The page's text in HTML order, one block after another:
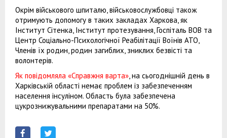
Окрім військового шпиталю, військовослужбовці також
отримують допомогу в таких закладах Харкова, як
Інститут Сітенка, Інститут протезування, Госпіталь ВОВ та
Центр Соціально-Психологічної Реабілітації Воїнів АТО,
Членів їх родин, родин загиблих, зниклих безвісті та
волонтерів.
Як повідомляла «Справжня варта» , на сьогоднішній день в
Харківській області немає проблем із забезпеченням
населення інсуліном. Область була забезпечена
цукрознижувальними препаратами на 50%.